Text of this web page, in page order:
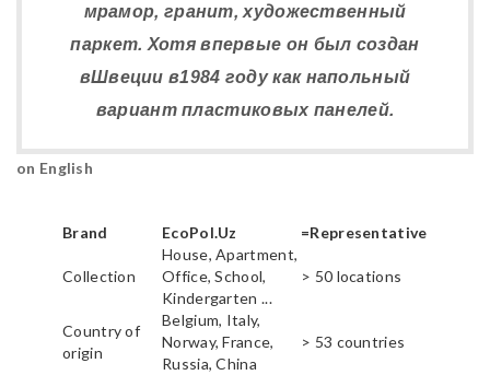
мрамор, гранит, художественный
паркет. Хотя впервые он был создан
вШвеции в1984 году как напольный
вариант пластиковых панелей.
on English
Brand EcoPol.Uz =Representative
Collection
House, Apartment,
Office, School,
Kindergarten ...
> 50 locations
Country of
origin
Belgium, Italy,
Norway, France,
Russia, China
> 53 countries